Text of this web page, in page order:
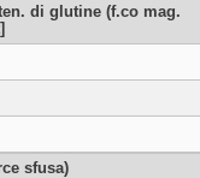
di glutine (f.co mag.
sfusa)